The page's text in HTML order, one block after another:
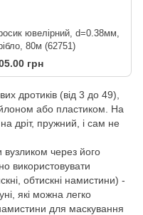
ювелірний, d=0.38мм,
80м (62751)
грн
дротиків (від 3 до 49),
або пластиком. На
дріт, пружний, і сам не
вузликом через його
використовувати
обтискні намистини) -
які можна легко
для маскування